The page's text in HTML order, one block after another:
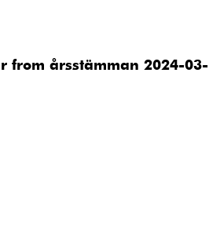
from årsstämman 2024-03-